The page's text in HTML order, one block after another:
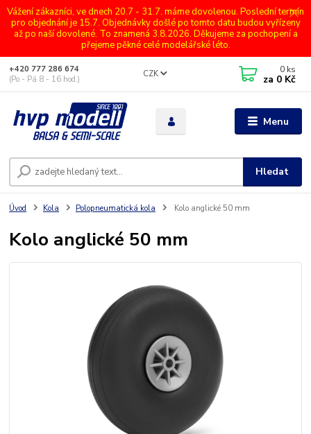
Vážení zákazníci, ve dnech 20.7 - 31.7. máme dovolenou. Poslední termín
pro objednání je 15.7. Objednávky došlé po tomto datu budou vyřízeny
až po naší dovolené. To znamená 3.8.2026. Děkujeme za pochopení a
přejeme pěkné celé modelářské léto.
Menu
CZK
Hledat
+420 777 286 674
(Po - Pá 8 - 16 hod.)
0 ks
za 0 Kč
Úvod Kola Polopneumatická kola Kolo anglické 50 mm
Kolo anglické 50 mm